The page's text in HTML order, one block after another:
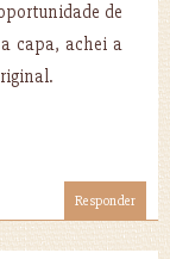
de
capa, achei a
Responder